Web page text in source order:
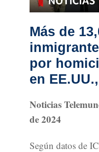
Más de
por
en
Noticias
de 2024
Según datos de